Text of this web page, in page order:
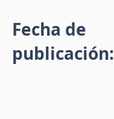
Fecha de
publicación: